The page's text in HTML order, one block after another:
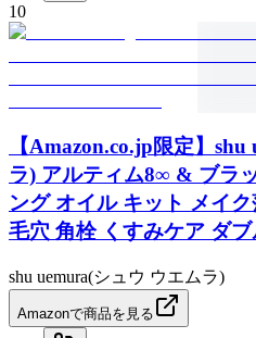
10
【Amazon.co.jp限定】
ラ) アルティム8∞ & ブラ
ング オイル キット メイ
毛穴 角栓 くすみケア ダ
shu uemura(シュウ ウエムラ)
Amazonで商品を見る